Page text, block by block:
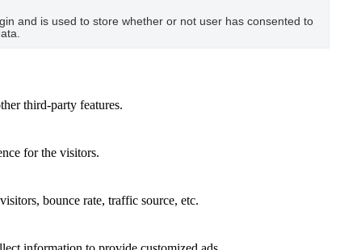
and is used to store whether or not user has consented to
third-party features.
for the visitors.
bounce rate, traffic source, etc.